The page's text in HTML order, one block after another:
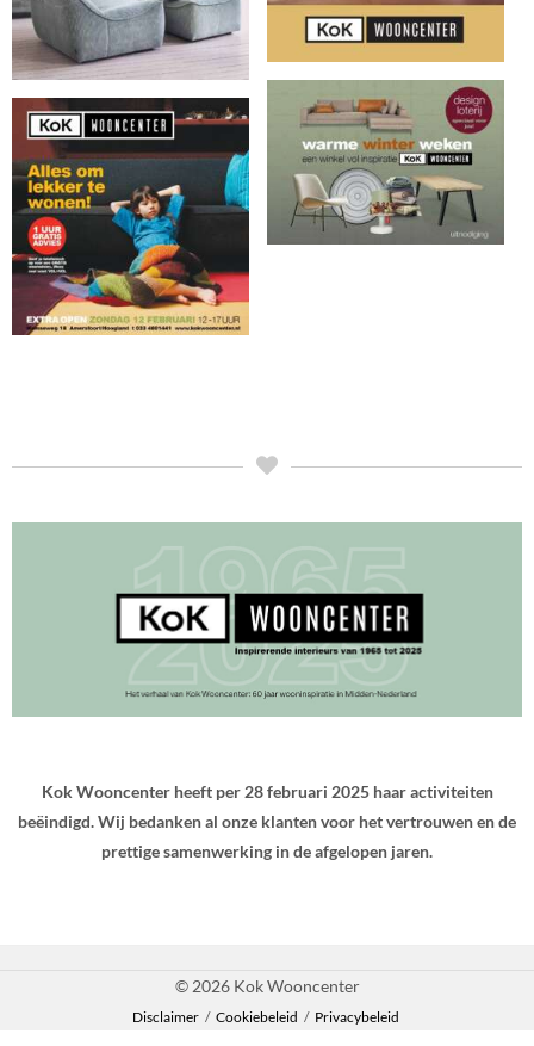
Kok Wooncenter heeft per 28 februari 2025 haar activiteiten
beëindigd. Wij bedanken al onze klanten voor het vertrouwen en de
prettige samenwerking in de afgelopen jaren.
© 2026 Kok Wooncenter
Disclaimer / Cookiebeleid / Privacybeleid